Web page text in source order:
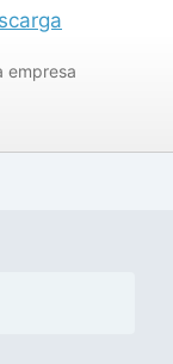
empresa